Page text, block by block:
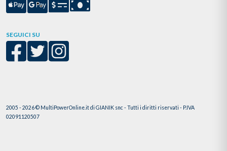
SEGUICI SU
2005 - 2026 © MultiPowerOnline.it di GIANIK snc - Tutti i diritti riservati - P.IVA
02091120507